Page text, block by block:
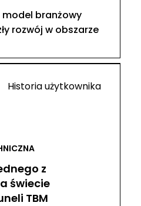
model branżowy
rozwój w obszarze
Historia użytkownika
z
świecie
TBM